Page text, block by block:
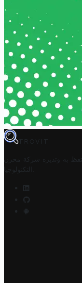
TROVIT
به وتديره
شركة مخزن
التكنولوجيا